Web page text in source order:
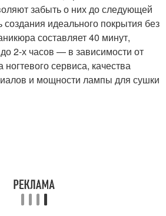
забыть о них до следующей
идеального покрытия без
составляет 40 минут,
2-х часов — в зависимости от
сервиса, качества
и мощности лампы для сушки